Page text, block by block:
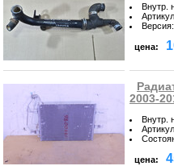
Внутр.
Артикул
Версия:
цена:
2003-
Внутр.
Артикул
цена: